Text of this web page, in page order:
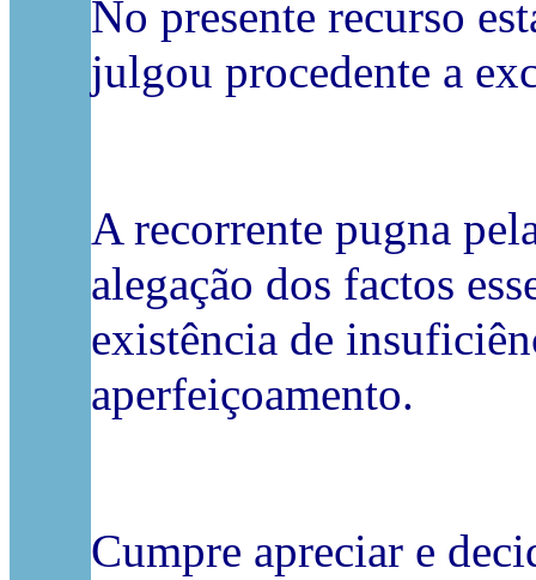
No presente recurso
julgou procedente a
A recorrente pugna
alegação dos factos
existência de
aperfeiçoamento.
Cumpre apreciar e